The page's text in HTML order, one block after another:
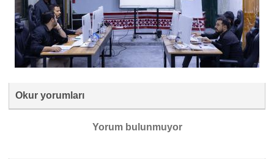
Okur yorumları
Yorum bulunmuyor